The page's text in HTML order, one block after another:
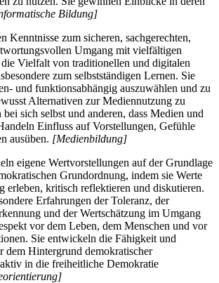
Bildung]
Kenntnisse zum sicheren, sachgerechten,
Umgang mit vielfältigen
Vielfalt von traditionellen und digitalen
zum selbstständigen Lernen. Sie
und funktionsabhängig auszuwählen und zu
Alternativen zur Mediennutzung zu
sich selbst und anderen, dass Medien und
Einfluss auf Vorstellungen, Gefühle
ausüben. [Medienbildung]
eigene Wertvorstellungen auf der Grundlage
Grundordnung, indem sie Werte
erleben, kritisch reflektieren und diskutieren.
Erfahrungen der Toleranz, der
und der Wertschätzung im Umgang
vor dem Leben, dem Menschen und vor
Sie entwickeln die Fähigkeit und
dem Hintergrund demokratischer
in die freiheitliche Demokratie